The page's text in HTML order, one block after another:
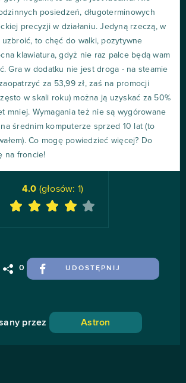
posiedzeń, długoterminowych
precyzji w działaniu. Jedyną rzeczą, w
uzbroić, to chęć do walki, pozytywne
klawiatura, gdyż nie raz palce będą wam
Gra w dodatku nie jest droga - na steamie
za 53,99 zł, zaś na promocji
w skali roku) można ją uzyskać za 50%
mniej. Wymagania też nie są wygórowane
średnim komputerze sprzed 10 lat (to
Co mogę powiedzieć więcej? Do
na froncie!
0 UDOSTĘPNIJ
4.0 (głosów: 1)
przez Astron